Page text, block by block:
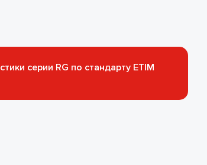
серии RG по стандарту ETIM